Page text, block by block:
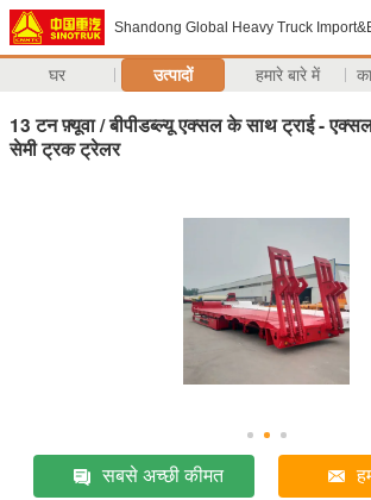
Shandong Global Heavy Truck
घर उत्पादों हमारे बारे में
13 टन फ़्यूवा / बीपीडब्ल्यू एक्सल के साथ ट्राई -
सेमी ट्रक ट्रेलर
सबसे अच्छी कीमत